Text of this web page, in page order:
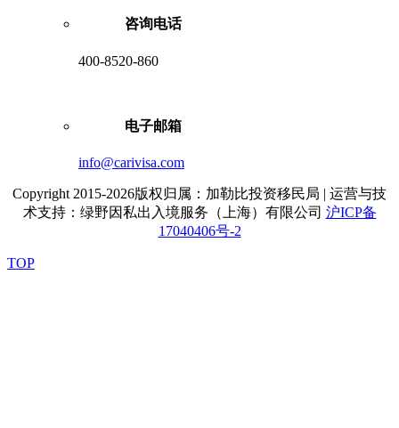
咨询电话
400-8520-860
电子邮箱
info@carivisa.com
Copyright 2015-2026版权归属：加勒比投资移民局 | 运营与技
术支持：绿野因私出入境服务（上海）有限公司 沪ICP备
17040406号-2
TOP